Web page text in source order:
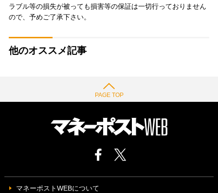
ラブル等の損失が被っても損害等の保証は一切行っておりません
ので、予めご了承下さい。
他のオススメ記事
PAGE TOP
マネーポストWEBについて